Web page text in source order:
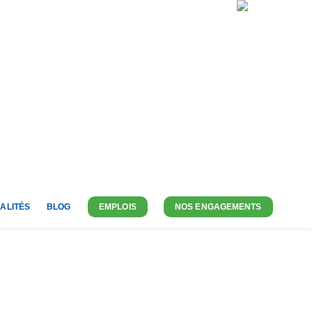
BLOG EMPLOIS NOS ENGAGEMENTS